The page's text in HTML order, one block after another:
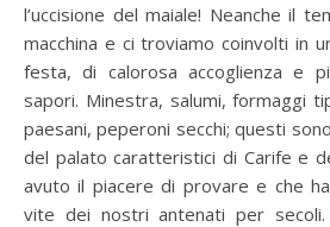
l’uccisione del maiale! Neanche il
macchina e ci troviamo coinvolti in
festa, di calorosa accoglienza e
sapori. Minestra, salumi, formaggi
paesani, peperoni secchi; questi
del palato caratteristici di Carife e
avuto il piacere di provare e che
vite dei nostri antenati per